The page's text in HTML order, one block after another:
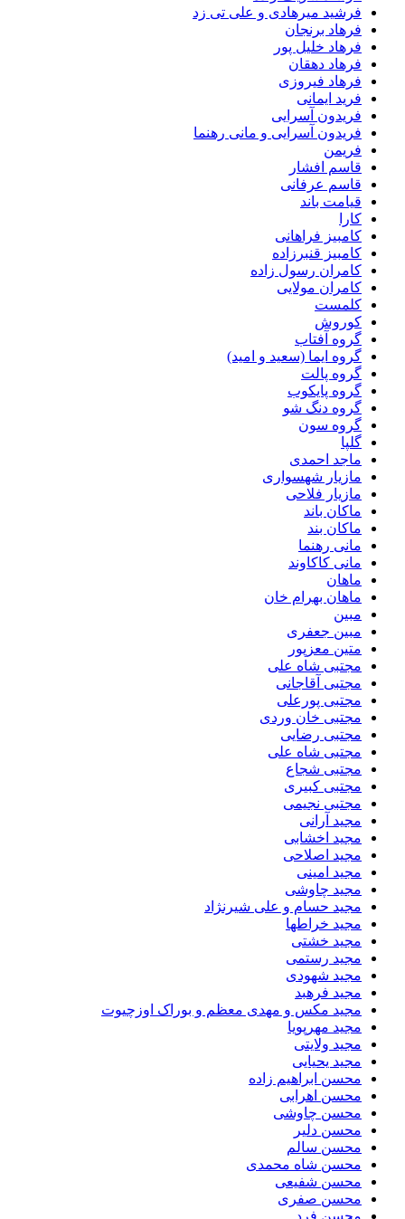
فرشید میرهادی و علی تی زد
فرهاد برنجان
فرهاد خلیل پور
فرهاد دهقان
فرهاد فیروزی
فرید ایمانی
فریدون آسرایی
فریدون آسرایی و مانی رهنما
فریمن
قاسم افشار
قاسم عرفانی
قیامت باند
کارا
کامبیز فراهانی
کامبیز قنبرزاده
کامران رسول زاده
کامران مولایی
کلمست
کوروش
گروه آفتاب
گروه ایما (سعید و امید)
گروه پالت
گروه پایکوب
گروه دنگ شو
گروه سون
گلپا
ماجد احمدی
مازیار شهسواری
مازیار فلاحی
ماکان باند
ماکان بند
مانی رهنما
مانی کاکاوند
ماهان
ماهان بهرام خان
مبین
مبین جعفری
متین معزپور
مجتبى شاه على
مجتبی آقاجانی
مجتبی پورعلی
مجتبی خان وردی
مجتبی رضایی
مجتبی شاه علی
مجتبی شجاع
مجتبی کبیری
مجتبی نجیمی
مجید آرانی
مجید اخشابی
مجید اصلاحی
مجید امینی
مجید چاوشی
مجید حسام و علی شیرنژاد
مجید خراطها
مجید خشتی
مجید رستمی
مجید شهودی
مجید فرهبد
مجید مکس و مهدی معظم و بوراک اوزچیوت
مجید مهرپویا
مجید ولایتی
مجید یحیایی
محسن ابراهیم زاده
محسن اهرابی
محسن چاوشی
محسن دلیر
محسن سالم
محسن شاه محمدی
محسن شفیعی
محسن صفری
محسن فرد